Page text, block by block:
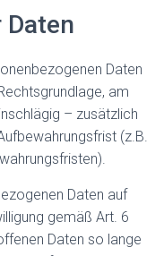
Daten
Daten
am
– zusätzlich
(z.B.
Daten auf
gemäß Art. 6
Daten so lange